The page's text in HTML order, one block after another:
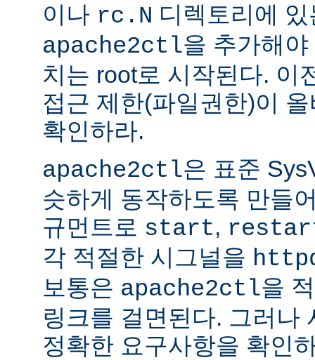
이나 rc.N 디렉토리에
apache2ctl을 추가해
치는 root로 시작된다. 이
접근 제한(파일권한)이
확인하라.
apache2ctl은 표준
슷하게 동작하도록 만들
규먼트로 start,
각 적절한 시그널을
보통은 apache2ctl을
링크를 걸면된다. 그러나
정확한 요구사항을 확인